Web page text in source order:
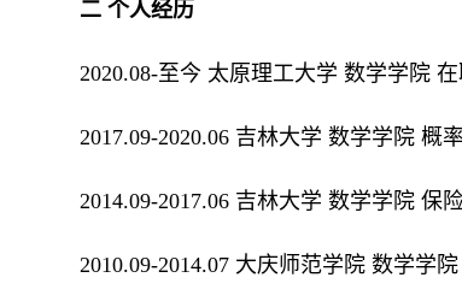
二 个人经历
2020.08-至今 太原理工大学 数学学院 在
2017.09-2020.06 吉林大学 数学学院 概
2014.09-2017.06 吉林大学 数学学院 保
2010.09-2014.07 大庆师范学院 数学学